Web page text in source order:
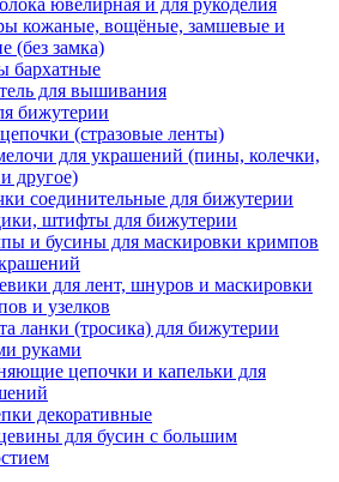
ювелирная и для рукоделия
кожаные, вощёные, замшевые и
(без замка)
бархатные
для вышивания
бижутерии
(стразовые ленты)
для украшений (пины, колечки,
другое)
соединительные для бижутерии
штифты для бижутерии
и бусины для маскировки кримпов
для лент, шнуров и маскировки
и узелков
ланки (тросика) для бижутерии
руками
цепочки и капельки для
декоративные
для бусин с большим